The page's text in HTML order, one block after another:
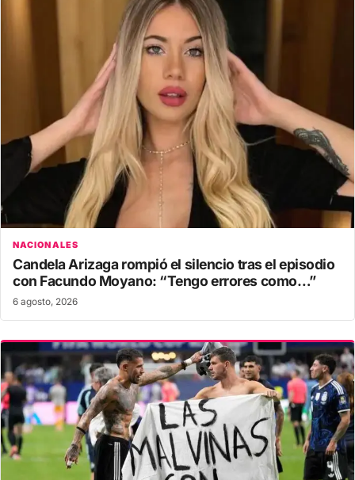
NACIONALES
Candela Arizaga rompió el silencio tras el episodio
con Facundo Moyano: “Tengo errores como…”
6 agosto, 2026